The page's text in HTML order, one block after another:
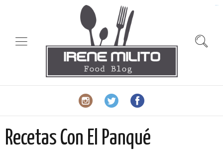
Recetas Con El Panqué